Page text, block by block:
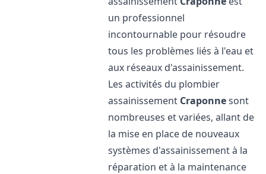
un professionnel
incontournable pour résoudre
tous les problèmes liés à l'eau et
aux réseaux d'assainissement.
Les activités du plombier
assainissement Craponnesont
nombreuses et variées, allant de
la mise en place de nouveaux
systèmes d'assainissement à la
réparation et à la maintenance